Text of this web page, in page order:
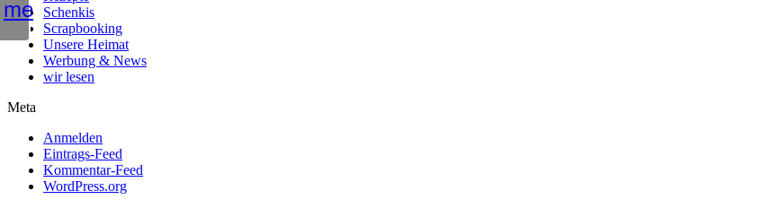
Schenkis
Scrapbooking
Unsere Heimat
Werbung & News
wir lesen
Meta
Anmelden
Eintrags-Feed
Kommentar-Feed
WordPress.org